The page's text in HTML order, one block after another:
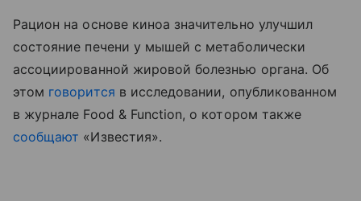
Рацион на основе киноа значительно улучшил
состояние печени у мышей с метаболически
ассоциированной жировой болезнью органа. Об
этом говорится в исследовании, опубликованном
в журнале Food & Function, о котором также
сообщают «Известия».